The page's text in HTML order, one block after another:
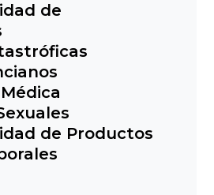
de
de Productos